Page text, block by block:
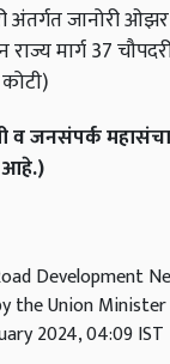
अंतर्गत जानोरी
राज्य मार्ग 37
व जनसंपर्क
आहे.)
Development
the Union
2024, 04:09 IST